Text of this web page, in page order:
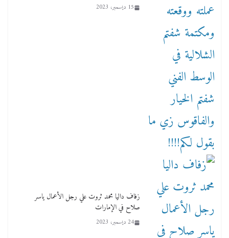
15 ديسمبر، 2023
زفاف داليا محمد ثروت علي رجل الأعمال ياسر
صلاح في الإمارات
24 ديسمبر، 2023